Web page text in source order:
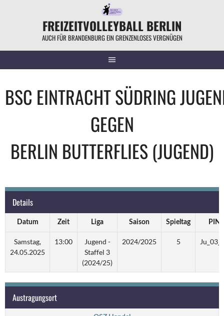
FREIZEITVOLLEYBALL BERLIN
AUCH FÜR BRANDENBURG EIN GRENZENLOSES VERGNÜGEN
BSC EINTRACHT SÜDRING
GEGEN
BERLIN BUTTERFLIES (JUGEND)
Details
Datum Zeit Liga Saison Spieltag PIN
Samstag,
24.05.2025
13:00
Jugend -
Staffel 3
(2024/25)
2024/2025 5
Austragungsort